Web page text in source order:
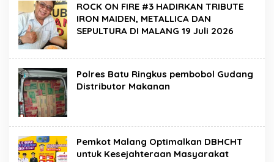
ROCK ON FIRE #3 HADIRKAN TRIBUTE
IRON MAIDEN, METALLICA DAN
SEPULTURA DI MALANG 19 Juli 2026
Polres Batu Ringkus pembobol Gudang
Distributor Makanan
Pemkot Malang Optimalkan DBHCHT
untuk Kesejahteraan Masyarakat